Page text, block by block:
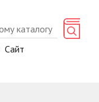
Сайт